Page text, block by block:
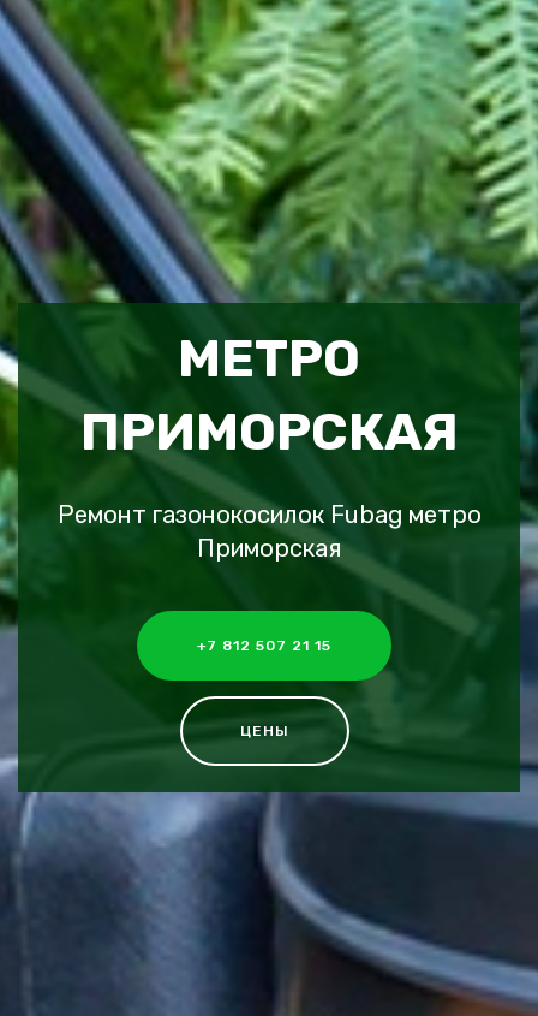
МЕТРО
ПРИМОРСКАЯ
Ремонт газонокосилок Fubag метро
Приморская
+7 812 507 21 15
ЦЕНЫ